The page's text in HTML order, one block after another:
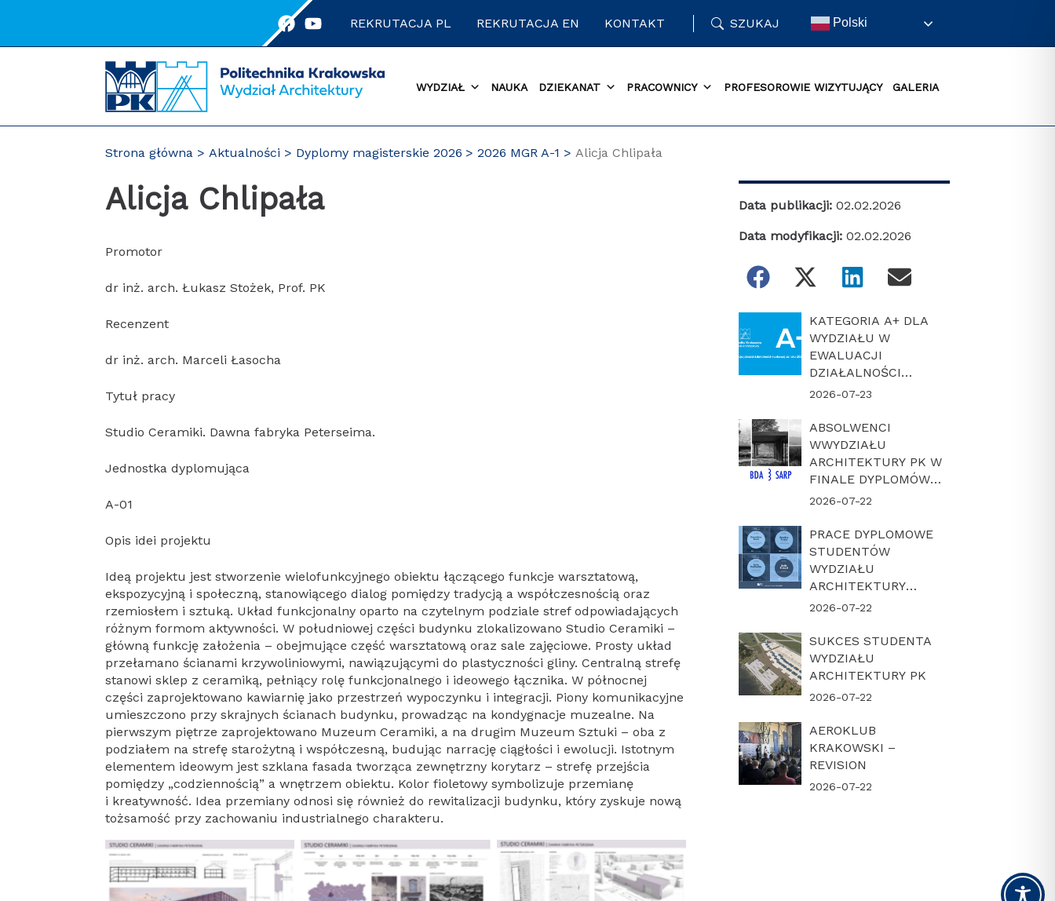
REKRUTACJA PL REKRUTACJA EN KONTAKT SZUKAJ Polski
WYDZIAŁ NAUKA DZIEKANAT PRACOWNICY PROFESOROWIE WIZYTUJĄCY GALERIA
Strona główna Aktualności Dyplomy magisterskie 2026 2026 MGR A-1 Alicja Chlipała
Alicja Chlipała
Promotor
dr inż. arch. Łukasz Stożek, Prof. PK
Recenzent
dr inż. arch. Marceli Łasocha
Tytuł pracy
Studio Ceramiki. Dawna fabryka Peterseima.
Jednostka dyplomująca
A-01
Opis idei projektu
Ideą projektu jest stworzenie wielofunkcyjnego obiektu łączącego funkcje warsztatową,
ekspozycyjną i społeczną, stanowiącego dialog pomiędzy tradycją a współczesnością oraz
rzemiosłem i sztuką. Układ funkcjonalny oparto na czytelnym podziale stref odpowiadających
różnym formom aktywności. W południowej części budynku zlokalizowano Studio Ceramiki –
główną funkcję założenia – obejmujące część warsztatową oraz sale zajęciowe. Prosty układ
przełamano ścianami krzywoliniowymi, nawiązującymi do plastyczności gliny. Centralną strefę
stanowi sklep z ceramiką, pełniący rolę funkcjonalnego i ideowego łącznika. W północnej
części zaprojektowano kawiarnię jako przestrzeń wypoczynku i integracji. Piony komunikacyjne
umieszczono przy skrajnych ścianach budynku, prowadząc na kondygnacje muzealne. Na
pierwszym piętrze zaprojektowano Muzeum Ceramiki, a na drugim Muzeum Sztuki – oba z
podziałem na strefę starożytną i współczesną, budując narrację ciągłości i ewolucji. Istotnym
elementem ideowym jest szklana fasada tworząca zewnętrzny korytarz – strefę przejścia
pomiędzy „codziennością” a wnętrzem obiektu. Kolor fioletowy symbolizuje przemianę
i kreatywność. Idea przemiany odnosi się również do rewitalizacji budynku, który zyskuje nową
tożsamość przy zachowaniu industrialnego charakteru.
Data publikacji: 02.02.2026
Data modyfikacji: 02.02.2026
KATEGORIA A+ DLA
WYDZIAŁU W
EWALUACJI
DZIAŁALNOŚCI
NAUKOWEJ W
2026-07-23
ABSOLWENCI
WWYDZIAŁU
ARCHITEKTURY PK W
FINALE DYPLOMÓW
ROKU BDA-SARP 2026
2026-07-22
PRACE DYPLOMOWE
STUDENTÓW
WYDZIAŁU
ARCHITEKTURY
POLITECHNIKI
FINALE KONKURSU
„DYPLOM Z
ARCHICADEM 2026”
2026-07-22
SUKCES STUDENTA
WYDZIAŁU
ARCHITEKTURY PK
2026-07-22
AEROKLUB
KRAKOWSKI –
REVISION
2026-07-22